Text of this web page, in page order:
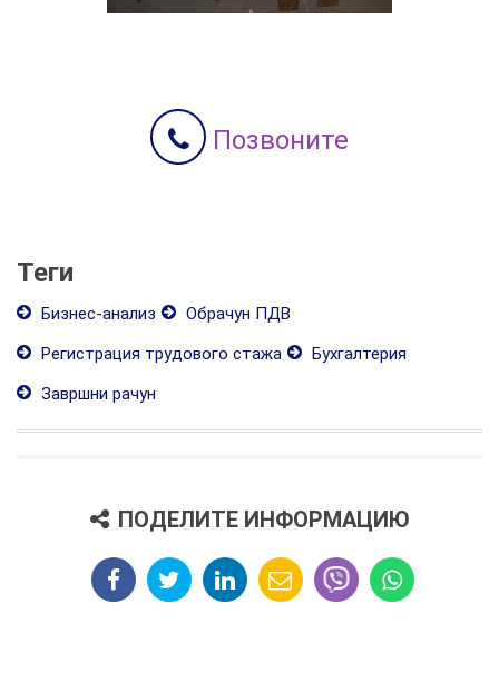
Позвоните
Теги
Бизнес-анализ
Обрачун ПДВ
Регистрация трудового стажа
Бухгалтерия
Завршни рачун
ПОДЕЛИТЕ ИНФОРМАЦИЮ